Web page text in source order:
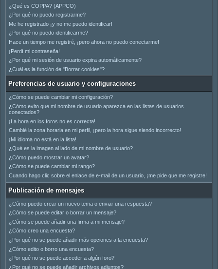
¿Qué es COPPA? (APPCO)
¿Por qué no puedo registrarme?
Me he registrado ¡y no me puedo identificar!
¿Por qué no puedo identificarme?
Hace un tiempo me registré, ¡pero ahora no puedo conectarme!
¡Perdí mi contraseña!
¿Por qué mi sesión de usuario expira automáticamente?
¿Cuál es la función de "Borrar cookies"?
Preferencias de usuario y configuraciones
¿Cómo se puede cambiar mi configuración?
¿Cómo evito que mi nombre de usuario aparezca en las listas de usuarios
conectados?
¡La hora en los foros no es correcta!
Cambié la zona horaria en mi perfil, ¡pero la hora sigue siendo incorrecto!
¡Mi idioma no está en la lista!
¿Qué es la imagen al lado de mi nombre de usuario?
¿Cómo puedo mostrar un avatar?
¿Cómo se puede cambiar mi rango?
Cuando hago clic sobre el enlace de e-mail de un usuario, ¡me pide que me registre!
Publicación de mensajes
¿Cómo puedo crear un nuevo tema o enviar una respuesta?
¿Cómo se puede editar o borrar un mensaje?
¿Cómo se puede añadir una firma a mi mensaje?
¿Cómo creo una encuesta?
¿Por qué no se puede añadir más opciones a la encuesta?
¿Cómo edito o borro una encuesta?
¿Por qué no se puede acceder a algún foro?
¿Por qué no se puede añadir archivos adjuntos?